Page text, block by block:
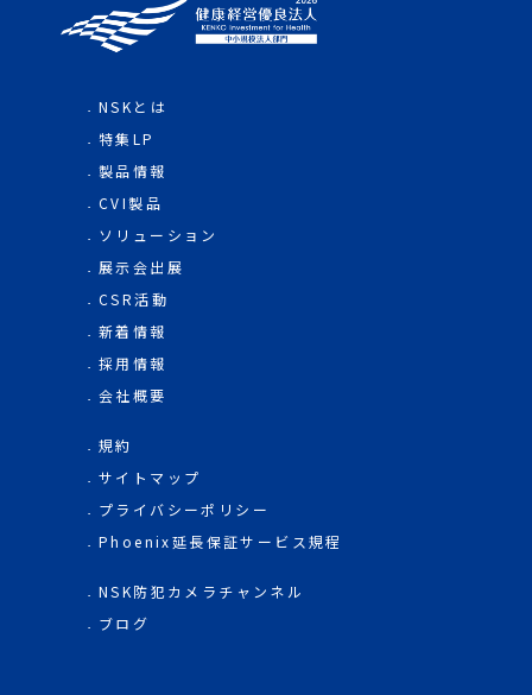
NSKとは
特集LP
製品情報
CVI製品
ソリューション
展示会出展
CSR活動
新着情報
採用情報
会社概要
規約
サイトマップ
プライバシーポリシー
Phoenix延長保証サービス規程
NSK防犯カメラチャンネル
ブログ